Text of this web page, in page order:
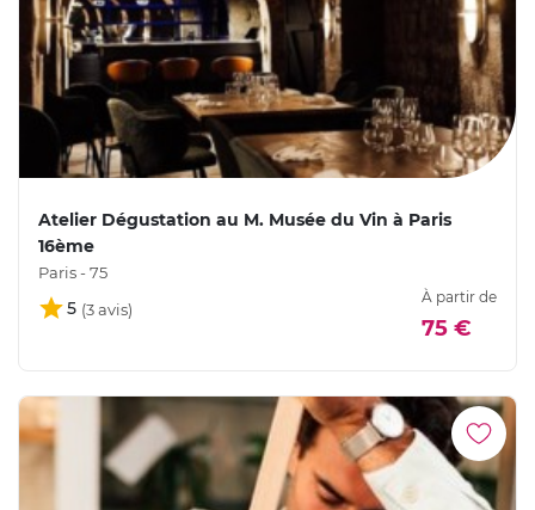
Atelier Dégustation au M. Musée du Vin à Paris
16ème
Paris - 75
5
À partir de
75 €